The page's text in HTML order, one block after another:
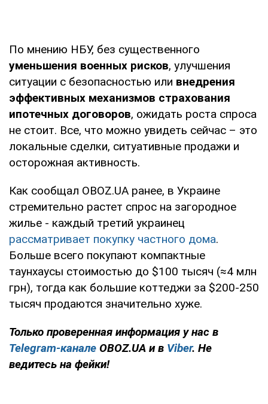
По мнению НБУ, без существенного
уменьшения военных рисков, улучшения
ситуации с безопасностью или внедрения
эффективных механизмов страхования
ипотечных договоров, ожидать роста спроса
не стоит. Все, что можно увидеть сейчас – это
локальные сделки, ситуативные продажи и
осторожная активность.
Как сообщал OBOZ.UA ранее, в Украине
стремительно растет спрос на загородное
жилье - каждый третий украинец
рассматривает покупку частного дома.
Больше всего покупают компактные
таунхаусы стоимостью до $100 тысяч (≈4 млн
грн), тогда как большие коттеджи за $200-250
тысяч продаются значительно хуже.
Только проверенная информация у нас в
Telegram-канале OBOZ.UA и в Viber. Не
ведитесь на фейки!